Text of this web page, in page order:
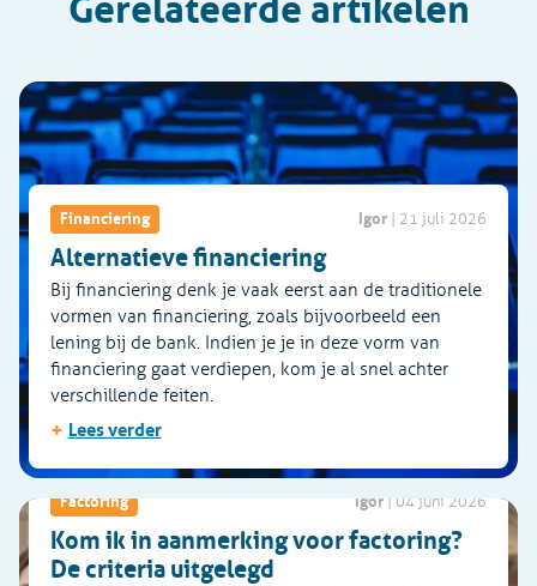
Financiering Igor | 21 juli 2026
Alternatieve financiering
Bij financiering denk je vaak eerst aan de traditionele
vormen van financiering, zoals bijvoorbeeld een
lening bij de bank. Indien je je in deze vorm van
financiering gaat verdiepen, kom je al snel achter
verschillende feiten.
+ Lees verder
Factoring Igor |04 juni 2026
Kom ik in aanmerking voor factoring?
De criteria uitgelegd